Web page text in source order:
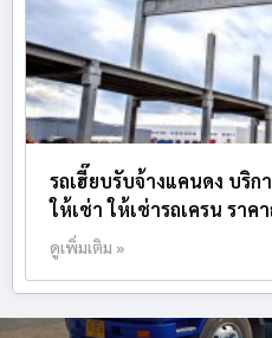
รถเฮี๊ยบรับจ้างแคนดง บริก
ให้เช่า ให้เช่ารถเครน ราค
ดูเพิ่มเติม »